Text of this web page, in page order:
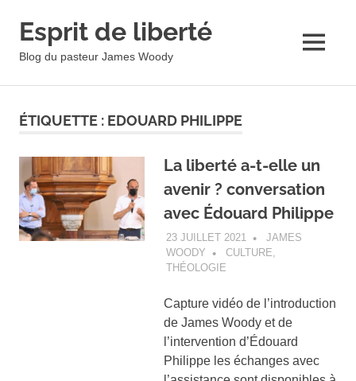
Esprit de liberté
Blog du pasteur James Woody MENU
ÉTIQUETTE : EDOUARD PHILIPPE
La liberté a-t-elle un
avenir ? conversation
avec Édouard Philippe
23 JUILLET 2021
JAMES
WOODY
CULTURE,
THÉOLOGIE
Capture vidéo de l’introduction
de James Woody et de
l’intervention d’Édouard
Philippe les échanges avec